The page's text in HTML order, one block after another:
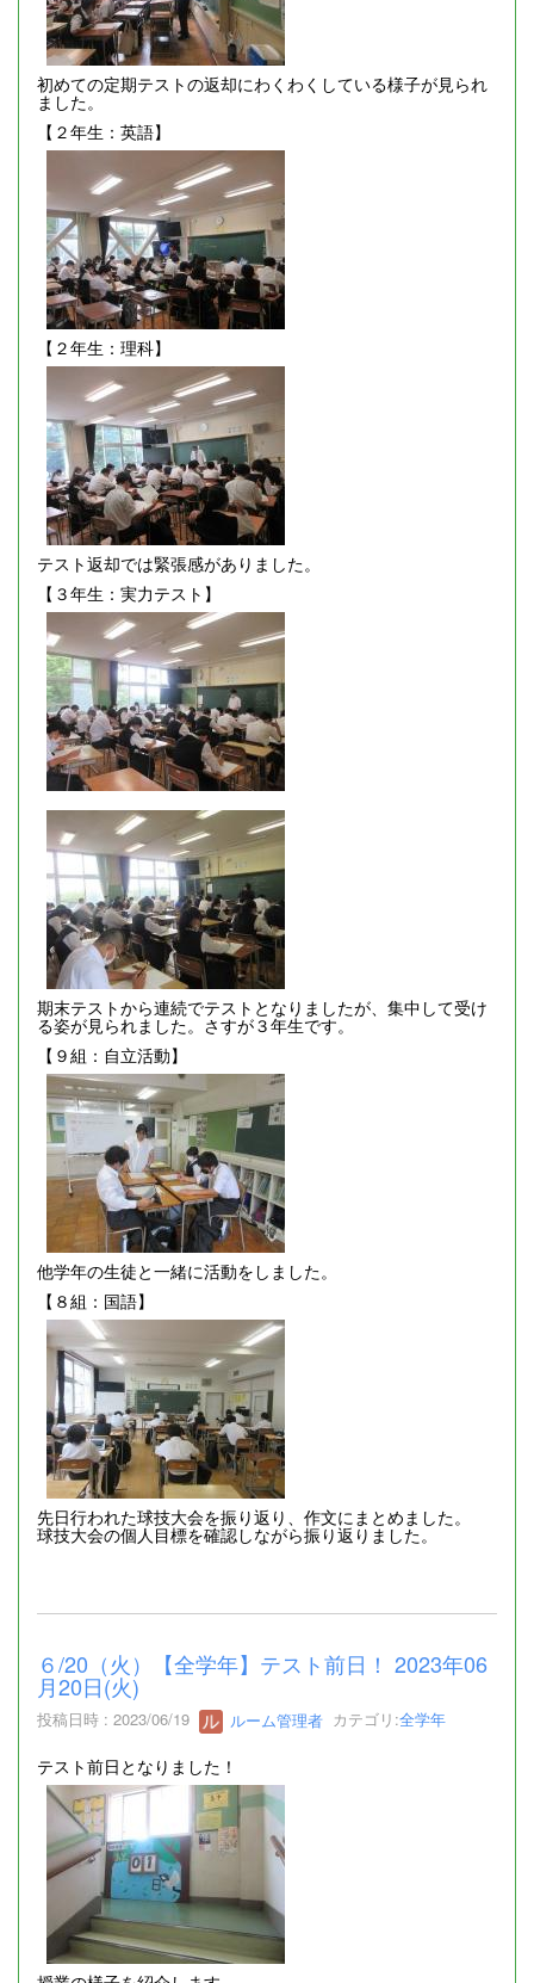
初めての定期テストの返却にわくわくしている様子が見られ
ました。
【２年生：英語】
【２年生：理科】
テスト返却では緊張感がありました。
【３年生：実力テスト】
期末テストから連続でテストとなりましたが、集中して受け
る姿が見られました。さすが３年生です。
【９組：自立活動】
他学年の生徒と一緒に活動をしました。
【８組：国語】
先日行われた球技大会を振り返り、作文にまとめました。
球技大会の個人目標を確認しながら振り返りました。
６/20（火）【全学年】テスト前日！ 2023年06
月20日(火)
投稿日時 : 2023/06/19 ルーム管理者 カテゴリ:全学年
テスト前日となりました！